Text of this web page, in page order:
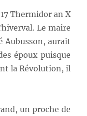
Thermidor an X
Le maire
Aubusson, aurait
époux puisque
la Révolution, il
un proche de